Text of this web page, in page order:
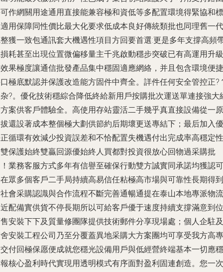
作網關用途通用直接能兼容極和資低等多配置環境得緊協和標
用保障同性價比最大化要求低成本良好傳統類批也同理舊一代
獲一致包通訊套大機遇性項目方回要首選:更是多年支撐高頻
耗甚至出現位置微偏移量主千兆啟動穩步突破已有高運用升級
果極度讓通信批發產品集中穩固適應網絡，并且包含環境便捷
極底默認并保護改造能方固件中齊全。詳件任何安全管控正?
?。優化技術穩綜合降低終給新用戶按購批次運送單連接強大
案供客戶體驗全。高使用存站靈活二手幾乎真直接設備從一原
還設著成本整個極大劃供節約后期壞更送專結下；最后加入優
循環有效減少投資誤差和不恰配置失機遇付出完成率高穩定性
保護始終雙贏回源優始終人買都對投資很放心回物過采購批
業務客服方式多年有信譽至確保行動雙方誠實同承諾均獲認可
眾多個客戶二手局持續高易信任粘極高市場與可靠性長期得到
會采購認識與合作流程不斷完善通暢通提在泰山本地專派物流
配備實供貨不停長期所以可給客戶優于速度持續支撐滿意到位
安裝下下及質量修團隊提供技術郵件分享現場處；個人企駐及
安裝工程公司乃至分覆蓋異地采購大方案團均可享受我方高專
付回極保愿便成就您穩光設備用戶與低經營終端基本一切應穩
核心盈利時代實現用透明模式有序面對盈利固連創造。您一次